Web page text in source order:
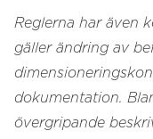
Reglerna har även
gäller ändring av
dokumentation.
övergripande